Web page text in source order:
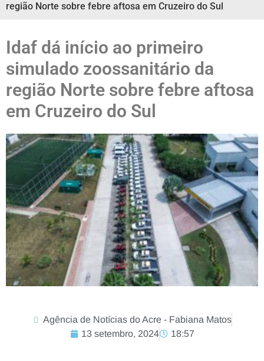
região Norte sobre febre aftosa em Cruzeiro do Sul
Idaf dá início ao primeiro
simulado zoossanitário da
região Norte sobre febre aftosa
em Cruzeiro do Sul
Agência de Notícias do Acre - Fabiana Matos
13 setembro, 2024
18:57